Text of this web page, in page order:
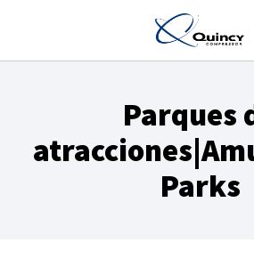
Parques
Parks